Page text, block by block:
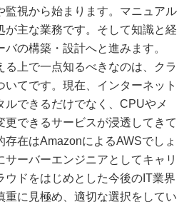
監視から始まります。マニュアル
が主な業務です。そして知識と経
の構築・設計へと進みます。
る上で一点知るべきなのは、クラ
いてです。現在、インターネット
ルできるだけでなく、CPUやメ
更できるサービスが浸透してきて
存在はAmazonによるAWSでしょ
サーバーエンジニアとしてキャリ
ウドをはじめとした今後のIT業界
重に見極め、適切な選択をしてい